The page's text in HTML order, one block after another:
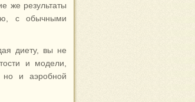
же результаты
с обычными
диету, вы не
и модели,
но и аэробной